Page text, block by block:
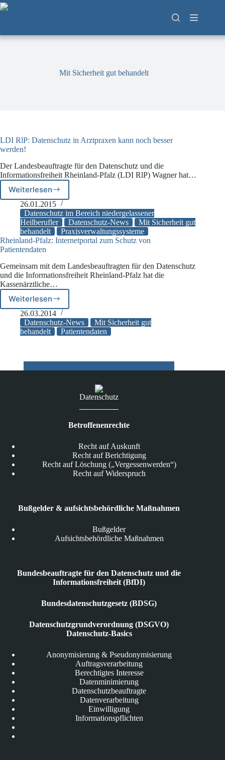
Zum
Inhalt
Mit Sicherheit gut behandelt
LDI RlP: Datenschutz in Arztpraxen kann noch besser
werden!
Der Landesbeauftragte für den Datenschutz und die
Informationsfreiheit Rheinland-Pfalz (LDI RlP) Wagner hat…
Weiterlesen
LDI
RlP:
Datenschutz
in
Arztpraxen
kann
noch
werden!
26.01.2015
Datenschutz im Bereich niedergelassener
Heilberufler
Datenschutz-News
Mit Sicherheit gut
behandelt
Praxisverwaltungssysteme
Rheinland-Pfalz: Internetportal zum Schutz von
Patientendaten
Gemeinsam mit dem Landesbeauftragten für den Datenschutz
und die Informationsfreiheit Rheinland-Pfalz hat die
Kassenärztliche…
WeiterlesenRheinland-
Pfalz:
Internetportal
zum
Patientendaten
26.03.2014
Datenschutz-News
Mit Sicherheit gut
behandelt
Patientendaten
Datenschutz
Betroffenenrechte
Recht auf Auskunft
Recht auf Berichtigung
Recht auf Löschung („Vergessenwerden“)
Recht auf Widerspruch
Bußgelder & aufsichtsbehördliche Maßnahmen
Bußgelder
Aufsichtsbehördliche Maßnahmen
Bundesbeauftragte für den Datenschutz und die
Informationsfreiheit (BfDI)
Bundesdatenschutzgesetz (BDSG)
Datenschutzgrundverordnung (DSGVO)
Datenschutz-Basics
Anonymisierung & Pseudonymisierung
Auftragsverarbeitung
Berechtigtes Interesse
Datenminimierung
Datenschutzbeauftragte
Datenverarbeitung
Einwilligung
Informationspflichten